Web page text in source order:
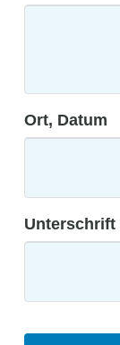
Ort, Datum
Unterschrift